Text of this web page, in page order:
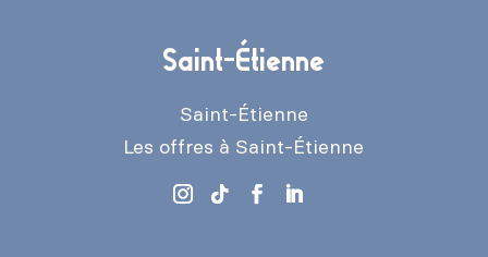
Saint-Étienne
Saint-Étienne
Les offres à Saint-Étienne